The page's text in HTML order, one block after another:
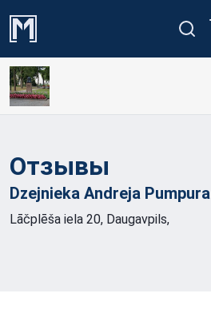
Отзывы
Dzejnieka Andreja Pumpura
Lāčplēša iela 20, Daugavpils,